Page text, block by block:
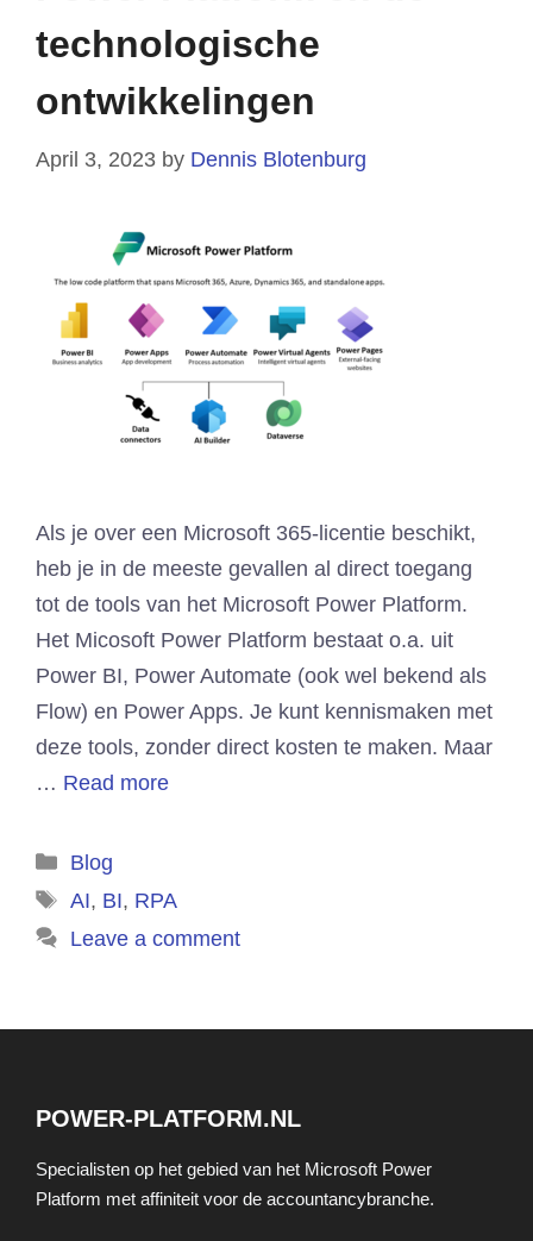
technologische
ontwikkelingen
April 3, 2023 by Dennis Blotenburg
Als je over een Microsoft 365-licentie beschikt,
heb je in de meeste gevallen al direct toegang
tot de tools van het Microsoft Power Platform.
Het Micosoft Power Platform bestaat o.a. uit
Power BI, Power Automate (ook wel bekend als
Flow) en Power Apps. Je kunt kennismaken met
deze tools, zonder direct kosten te maken. Maar
… Read more
Categories
Blog
Tags
AI, BI, RPA
Leave a comment
POWER-PLATFORM.NL
Specialisten op het gebied van het Microsoft Power
Platform met affiniteit voor de accountancybranche.